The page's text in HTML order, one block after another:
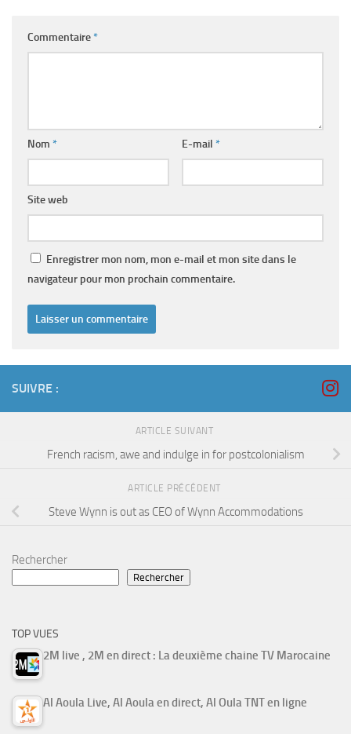
Commentaire*
Nom * E-mail *
Site web
Enregistrer mon nom, mon e-mail et mon site dans le
navigateur pour mon prochain commentaire.
SUIVRE :
ARTICLE SUIVANT
French racism, awe and indulge in for postcolonialism
ARTICLE PRÉCÉDENT
Steve Wynn is out as CEO of Wynn Accommodations
Rechercher
Rechercher
TOP VUES
2M live , 2M en direct : La deuxième chaine TV Marocaine
Al Aoula Live, Al Aoula en direct, Al Oula TNT en ligne